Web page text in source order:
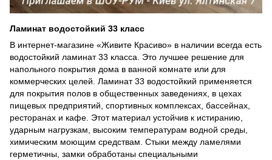
Ламинат водостойкий 33 класс
В интернет-магазине «Живите Красиво» в наличии всегда есть
водостойкий ламинат 33 класса. Это лучшее решение для
напольного покрытия дома в ванной комнате или для
коммерческих целей. Ламинат 33 водостойкий применяется
для покрытия полов в общественных заведениях, в цехах
пищевых предприятий, спортивных комплексах, бассейнах,
ресторанах и кафе. Этот материал устойчив к истиранию,
ударным нагрузкам, высоким температурам водной среды,
химическим моющим средствам. Стыки между ламелями
герметичны, замки обработаны специальными